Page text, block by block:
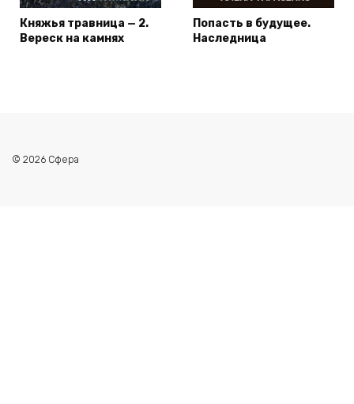
Княжья травница — 2.
Вереск на камнях
Попасть в будущее.
Наследница
© 2026 Сфера